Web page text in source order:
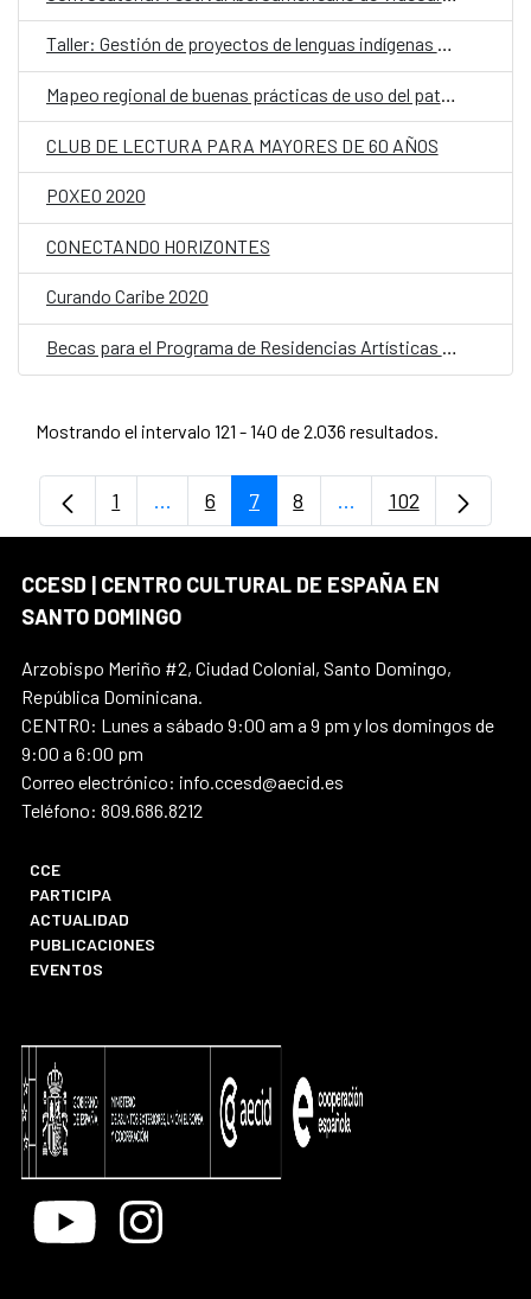
Taller: Gestión de proyectos de lenguas indígenas con intersección en tecnología
Mapeo regional de buenas prácticas de uso del patrimonio cultural
CLUB DE LECTURA PARA MAYORES DE 60 AÑOS
POXEO 2020
CONECTANDO HORIZONTES
Curando Caribe 2020
Becas para el Programa de Residencias Artísticas y de Investigación
Mostrando el intervalo 121 - 140 de 2.036 resultados.
Página
1 ...Páginas intermedias Use TAB para
Página
6 Página
7 Página
8 ...PáginasPágina
102
CCESD | CENTRO CULTURAL DE ESPAÑA EN
SANTO DOMINGO
Arzobispo Meriño #2, Ciudad Colonial, Santo Domingo,
República Dominicana.
CENTRO: Lunes a sábado 9:00 am a 9 pm y los domingos de
9:00 a 6:00 pm
Correo electrónico: info.ccesd@aecid.es
Teléfono: 809.686.8212
CCE
PARTICIPA
ACTUALIDAD
PUBLICACIONES
EVENTOS
Youtube Instagram